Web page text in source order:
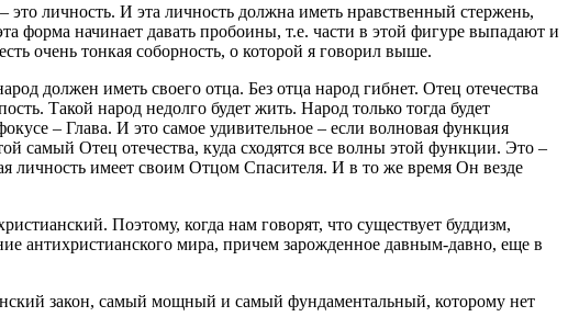
личность. И эта личность должна иметь нравственный стержень,
форма начинает давать пробоины, т.е. части в этой фигуре выпадают и
очень тонкая соборность, о которой я говорил выше.
должен иметь своего отца. Без отца народ гибнет. Отец отечества
Такой народ недолго будет жить. Народ только тогда будет
– Глава. И это самое удивительное – если волновая функция
самый Отец отечества, куда сходятся все волны этой функции. Это –
личность имеет своим Отцом Спасителя. И в то же время Он везде
Поэтому, когда нам говорят, что существует буддизм,
антихристианского мира, причем зарожденное давным-давно, еще в
закон, самый мощный и самый фундаментальный, которому нет